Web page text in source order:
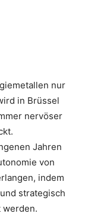
nur
in Brüssel
nervöser
Jahren
von
indem
strategisch
werden.